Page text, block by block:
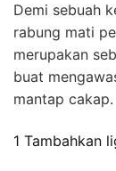
Demi sebuah
rabung mati
merupakan
buat
mantap cakap.
1 Tambahkan